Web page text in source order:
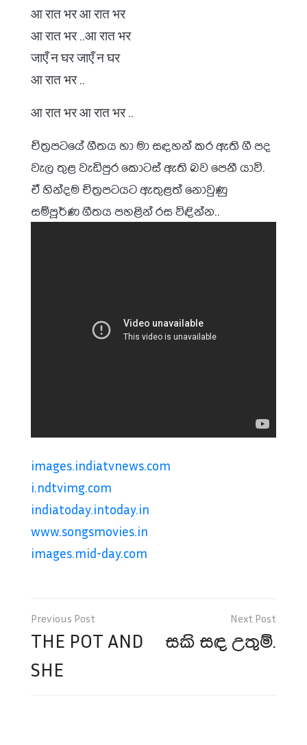
आ रात भर आ रात भर
आ रात भर ..आ रात भर
जाएँ न घर जाएँ न घर
आ रात भर ..
आ रात भर आ रात भर ..
චිත්‍රපටයේ ගීතය හා මා සඳහන් කර ඇති ගී පද
වැල තුළ වැඩිපුර කොටස් ඇති බව පෙනී යාවි.
ඒ හින්දම චිත්‍රපටයට ඇතුළත් නොවුණු
සම්පූර්ණ ගීතය පහළින් රස විඳින්න..
images.indiatvnews.com
i.ndtvimg.com
indiatoday.intoday.in
www.songsmovies.in
images.mid-day.com
Post
navigation
THE POT AND
SHE
සකි සඳ උතුම්.